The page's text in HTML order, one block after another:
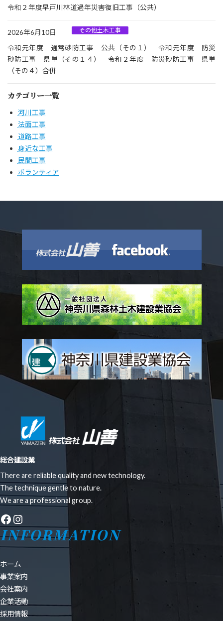
令和２年度早戸川林道過年災害復旧工事（公共）
2026年6月10日 その他土木工事
令和元年度 通常砂防工事 公共（その１） 令和元年度 防災
砂防工事 県単（その１４） 令和２年度 防災砂防工事 県単
（その４）合併
カテゴリー一覧
河川工事
法面工事
道路工事
身近な工事
民間工事
ボランティア
総合建設業
There are reliable quality and new technology.
The technique gentle to nature.
We are a professional group.
Facebook
Instagram
INFORMATION
ホーム
事業案内
会社案内
企業活動
採用情報